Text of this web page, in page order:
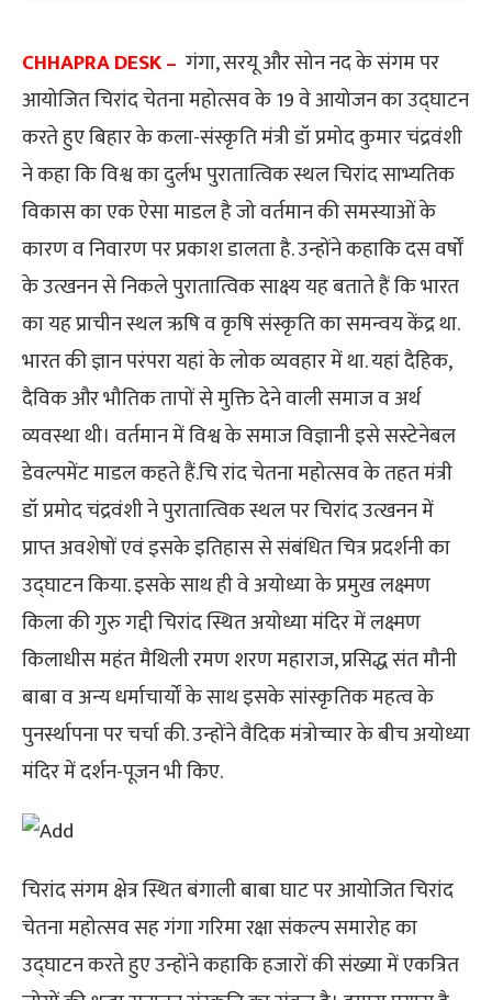
CHHAPRA DESK – गंगा, सरयू और सोन नद के संगम पर
आयोजित चिरांद चेतना महोत्सव के 19 वे आयोजन का उद्घाटन
करते हुए बिहार के कला-संस्कृति मंत्री डॉ प्रमोद कुमार चंद्रवंशी
ने कहा कि विश्व का दुर्लभ पुरातात्विक स्थल चिरांद साभ्यतिक
विकास का एक ऐसा माडल है जो वर्तमान की समस्याओं के
कारण व निवारण पर प्रकाश डालता है. उन्होंने कहाकि दस वर्षों
के उत्खनन से निकले पुरातात्विक साक्ष्य यह बताते हैं कि भारत
का यह प्राचीन स्थल ऋषि व कृषि संस्कृति का समन्वय केंद्र था.
भारत की ज्ञान परंपरा यहां के लोक व्यवहार में था. यहां दैहिक,
दैविक और भौतिक तापों से मुक्ति देने वाली समाज व अर्थ
व्यवस्था थी। वर्तमान में विश्व के समाज विज्ञानी इसे सस्टेनेबल
डेवल्पमेंट माडल कहते हैं.चि रांद चेतना महोत्सव के तहत मंत्री
डॉ प्रमोद चंद्रवंशी ने पुरातात्विक स्थल पर चिरांद उत्खनन में
प्राप्त अवशेषों एवं इसके इतिहास से संबंधित चित्र प्रदर्शनी का
उद्घाटन किया. इसके साथ ही वे अयोध्या के प्रमुख लक्ष्मण
किला की गुरु गद्दी चिरांद स्थित अयोध्या मंदिर में लक्ष्मण
किलाधीस महंत मैथिली रमण शरण महाराज, प्रसिद्ध संत मौनी
बाबा व अन्य धर्माचार्यों के साथ इसके सांस्कृतिक महत्व के
पुनर्स्थापना पर चर्चा की. उन्होंने वैदिक मंत्रोच्चार के बीच अयोध्या
मंदिर में दर्शन-पूजन भी किए.
चिरांद संगम क्षेत्र स्थित बंगाली बाबा घाट पर आयोजित चिरांद
चेतना महोत्सव सह गंगा गरिमा रक्षा संकल्प समारोह का
उद्घाटन करते हुए उन्होंने कहाकि हजारों की संख्या में एकत्रित